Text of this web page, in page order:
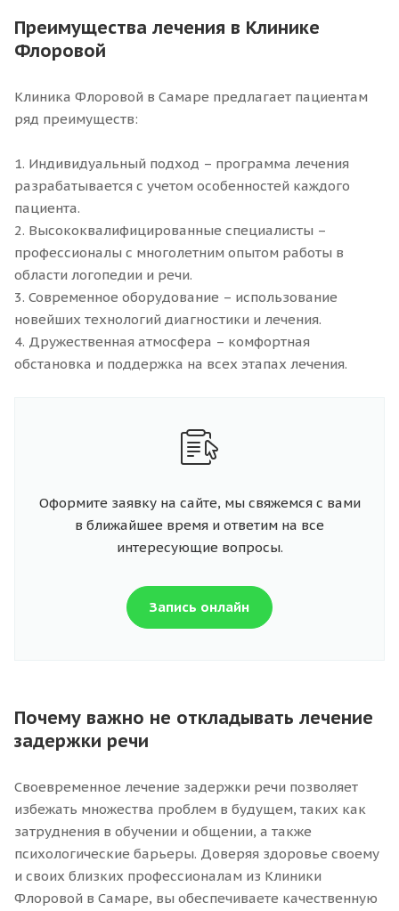
Преимущества лечения в Клинике
Флоровой
Клиника Флоровой в Самаре предлагает пациентам
ряд преимуществ:
1. Индивидуальный подход – программа лечения
разрабатывается с учетом особенностей каждого
пациента.
2. Высококвалифицированные специалисты –
профессионалы с многолетним опытом работы в
области логопедии и речи.
3. Современное оборудование – использование
новейших технологий диагностики и лечения.
4. Дружественная атмосфера – комфортная
обстановка и поддержка на всех этапах лечения.
Оформите заявку на сайте, мы свяжемся с вами
в ближайшее время и ответим на все
интересующие вопросы.
Запись онлайн
Почему важно не откладывать лечение
задержки речи
Своевременное лечение задержки речи позволяет
избежать множества проблем в будущем, таких как
затруднения в обучении и общении, а также
психологические барьеры. Доверяя здоровье своему
и своих близких профессионалам из Клиники
Флоровой в Самаре, вы обеспечиваете качественную